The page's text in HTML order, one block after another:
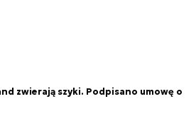
zwierają szyki. Podpisano umowę o